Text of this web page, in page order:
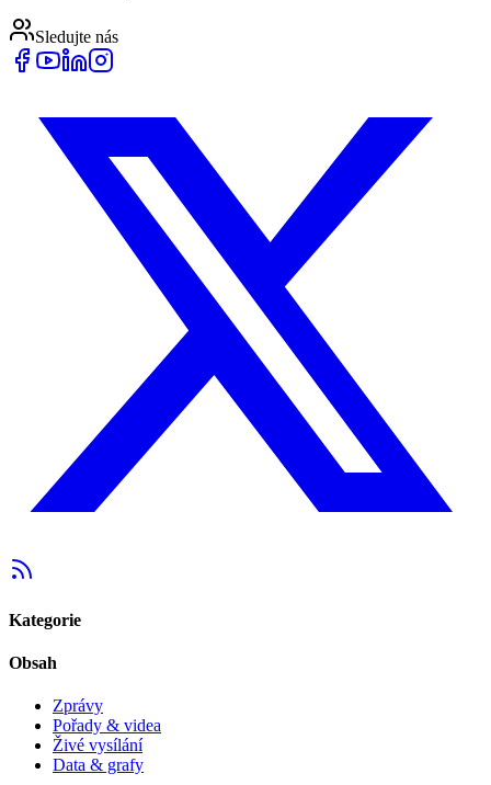
Sledujte nás
Kategorie
Obsah
Zprávy
Pořady & videa
Živé vysílání
Data & grafy